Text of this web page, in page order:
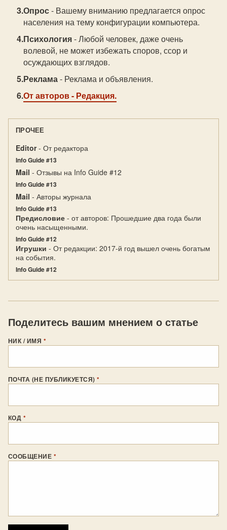
Опрос- Вашему вниманию предлагается опрос
населения на тему конфигурации компьютера.
Психология- Любой человек, даже очень
волевой, не может избежать споров, ссор и
осуждающих взглядов.
Реклама- Реклама и объявления.
От авторов- Редакция.
ПРОЧЕЕ
Editor- От редактора
Info Guide #13
Mail - Отзывы на Info Guide #12
Info Guide #13
Mail - Авторы журнала
Info Guide #13
Предисловие - от авторов: Прошедшие два года были
очень насыщенными.
Info Guide #12
Игрушки - От редакции: 2017-й год вышел очень богатым
на события.
Info Guide #12
Поделитесь вашим мнением о статье
НИК / ИМЯ *
ПОЧТА (НЕ ПУБЛИКУЕТСЯ)*
КОД *
СООБЩЕНИЕ *